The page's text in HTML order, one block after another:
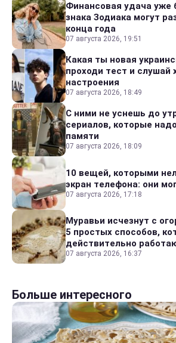
Финансовая удача уже
знака Зодиака могут
конца года
07 августа 2026, 19:51
Какая ты новая
проходи тест и слушай
настроения
07 августа 2026, 18:49
С ними не уснешь до
сериалов, которые
памяти
07 августа 2026, 18:09
10 вещей, которыми
экран телефона: они
07 августа 2026, 17:18
Муравьи исчезнут с
5 простых способов,
действительно
07 августа 2026, 16:37
Больше интересного